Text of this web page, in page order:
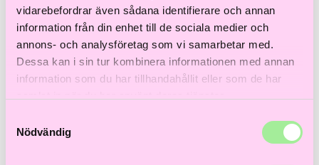
vidarebefordrar även sådana identifierare och annan
information från din enhet till de sociala medier och
annons- och analysföretag som vi samarbetar med.
Dessa kan i sin tur kombinera informationen med annan
information som du har tillhandahållit eller som de har
Nödvändig